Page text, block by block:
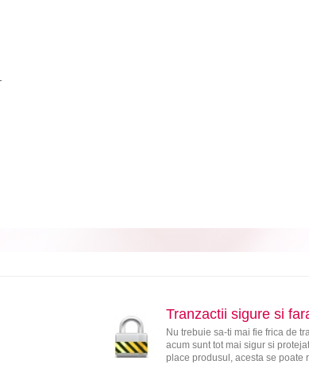
Tranzactii sigure si
Nu trebuie sa-ti mai fie frica de
acum sunt tot mai sigur si
place produsul, acesta se poate